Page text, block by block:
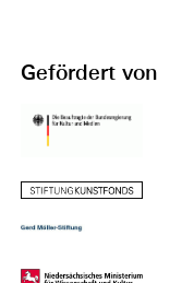
Gefördert von